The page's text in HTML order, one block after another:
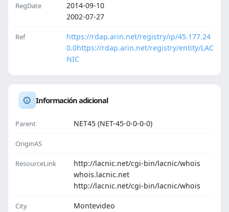
RegDate
2014-09-10
2002-07-27
Ref
https://rdap.arin.net/registry/ip/45.177.24
0.0https://rdap.arin.net/registry/entity/LAC
NIC
Información adicional
Parent NET45 (NET-45-0-0-0-0)
OriginAS
ResourceLink
http://lacnic.net/cgi-bin/lacnic/whois
whois.lacnic.net
http://lacnic.net/cgi-bin/lacnic/whois
City Montevideo